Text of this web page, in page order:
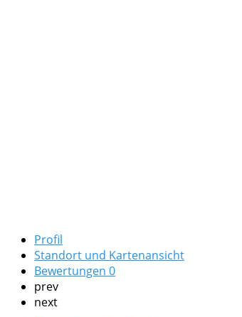
Profil
Standort und Kartenansicht
Bewertungen 0
prev
next